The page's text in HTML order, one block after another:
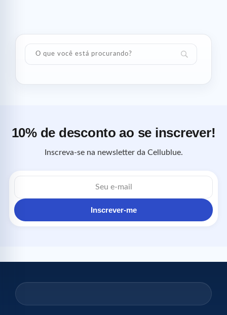
10% de desconto ao se inscrever!
Inscreva-se na newsletter da Cellublue.
Endereço
de
Inscrever-me